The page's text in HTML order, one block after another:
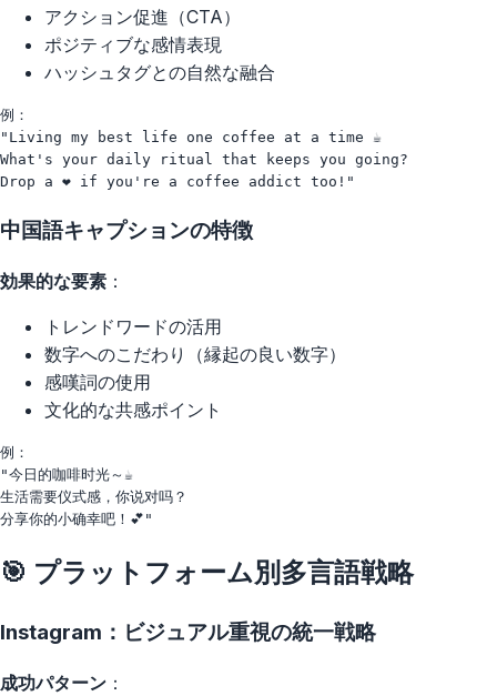
アクション促進（CTA）
ポジティブな感情表現
ハッシュタグとの自然な融合
例：
"Living my best life one coffee at a time ☕
What's your daily ritual that keeps you going?
中国語キャプションの特徴
効果的な要素 ：
トレンドワードの活用
数字へのこだわり（縁起の良い数字）
感嘆詞の使用
文化的な共感ポイント
例：
"今日的咖啡时光～☕️
生活需要仪式感，你说对吗？
🎯 プラットフォーム別多言語戦略
Instagram：ビジュアル重視の統一戦略
成功パターン ：